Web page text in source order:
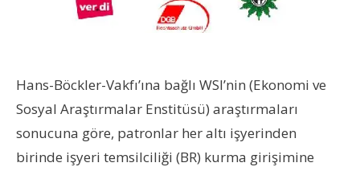
Hans-Böckler-Vakfı’ına bağlı WSI’nin (Ekonomi ve
Sosyal Araştırmalar Enstitüsü) araştırmaları
sonucuna göre, patronlar her altı işyerinden
birinde işyeri temsilciliği (BR) kurma girişimine